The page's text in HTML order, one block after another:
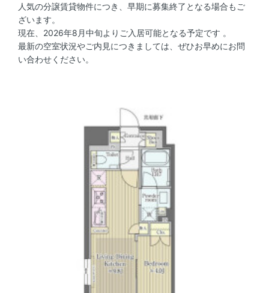
人気の分譲賃貸物件につき、早期に募集終了となる場合もご
ざいます。
現在、2026年8月中旬よりご入居可能となる予定です 。
最新の空室状況やご内見につきましては、ぜひお早めにお問
い合わせください。